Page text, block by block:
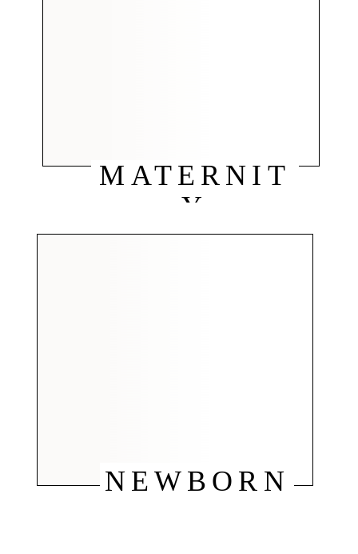
NEWBORN
MATERNIT
Y